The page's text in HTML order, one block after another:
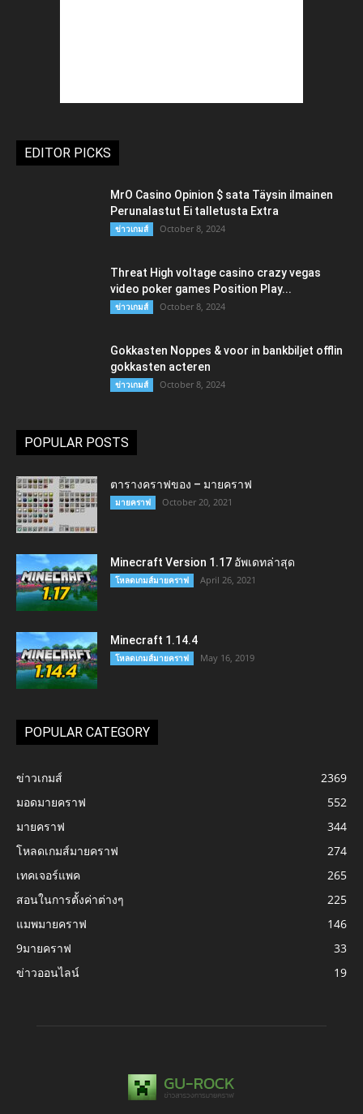
EDITOR PICKS
MrO Casino Opinion $ sata Täysin ilmainen
Perunalastut Ei talletusta Extra
ข่าวเกมส์ October 8, 2024
Threat High voltage casino crazy vegas
video poker games Position Play...
ข่าวเกมส์ October 8, 2024
Gokkasten Noppes & voor in bankbiljet offlin
gokkasten acteren
ข่าวเกมส์ October 8, 2024
POPULAR POSTS
ตารางคราฟของ – มายคราฟ
มายคราฟ October 20, 2021
Minecraft Version 1.17 อัพเดทล่าสุด
โหลดเกมส์มายคราฟ April 26, 2021
Minecraft 1.14.4
โหลดเกมส์มายคราฟ May 16, 2019
POPULAR CATEGORY
ข่าวเกมส์
2369
มอดมายคราฟ
552
มายคราฟ
344
โหลดเกมส์มายคราฟ
274
เทคเจอร์แพค
265
สอนในการตั้งค่าต่างๆ
225
แมพมายคราฟ
146
9มายคราฟ
33
ข่าวออนไลน์
19